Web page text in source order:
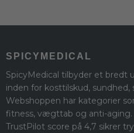
SPICYMEDICAL
SpicyMedical tilbyder et bredt
inden for kosttilskud,
Webshoppen har kategorier
fitness, vægttab og anti-
TrustPilot score på 4,7 sikrer